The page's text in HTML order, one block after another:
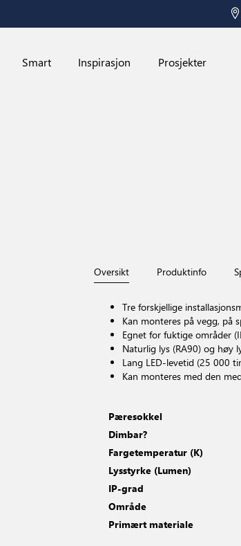
Smart Inspirasjon Prosjekter
Oversikt Produktinfo
Tre forskjellige
Kan monteres på vegg, på
Egnet for fuktige områder
Naturlig lys (RA90) og høy
Lang LED-levetid (25 000
Kan monteres med den
Pæresokkel
Dimbar?
Fargetemperatur (K)
Lysstyrke (Lumen)
IP-grad
Område
Primært materiale